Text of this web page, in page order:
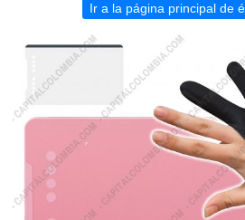
Ir a la página principal de